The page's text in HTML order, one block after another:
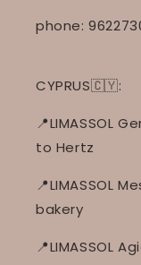
phone:
CYPRUS🇨🇾:
📍LIMASSOL
to Hertz
📍LIMASSOL
bakery
📍LIMASSOL